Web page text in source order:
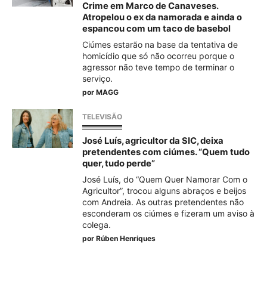
Crime em Marco de Canaveses.
Atropelou o ex da namorada e ainda o
espancou com um taco de basebol
Ciúmes estarão na base da tentativa de
homicídio que só não ocorreu porque o
agressor não teve tempo de terminar o
serviço.
por MAGG
TELEVISÃO
José Luís, agricultor da SIC, deixa
pretendentes com ciúmes. “Quem tudo
quer, tudo perde”
José Luís, do “Quem Quer Namorar Com o
Agricultor”, trocou alguns abraços e beijos
com Andreia. As outras pretendentes não
esconderam os ciúmes e fizeram um aviso à
colega.
por Rúben Henriques